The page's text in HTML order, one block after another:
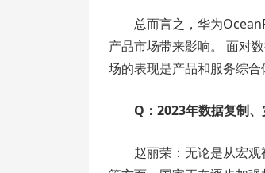
总而言之，华为
产品市场带来影响。 面对
场的表现是产品和服务综合
Q：2023年数据复制
赵丽荣：无论是从宏